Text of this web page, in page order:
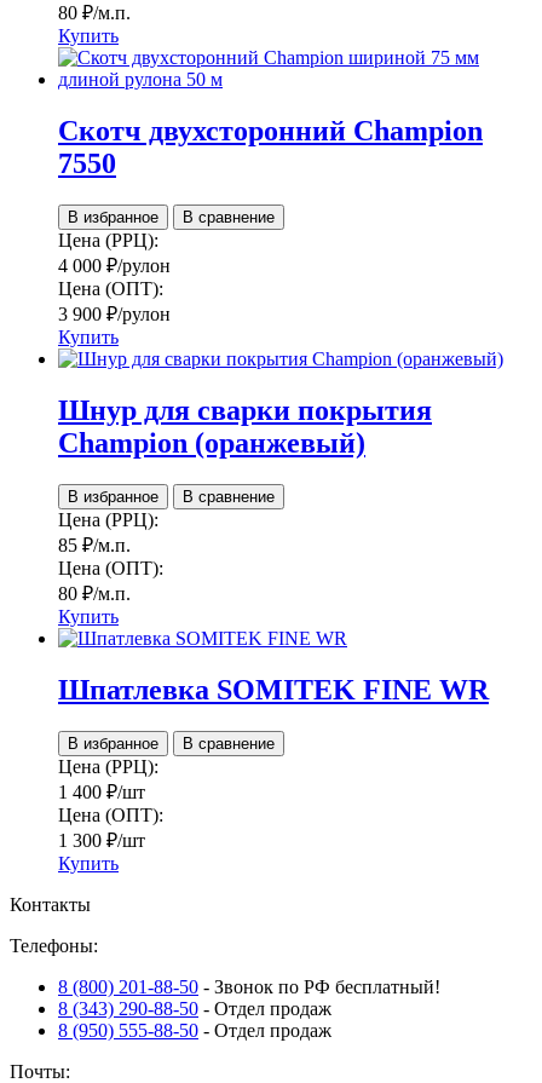
80 ₽/м.п.
Купить
Скотч двухсторонний Champion
7550
В избранное В сравнение
Цена (РРЦ):
4 000 ₽/рулон
Цена (ОПТ):
3 900 ₽/рулон
Купить
Шнур для сварки покрытия
Champion (оранжевый)
В избранное В сравнение
Цена (РРЦ):
85 ₽/м.п.
Цена (ОПТ):
80 ₽/м.п.
Купить
Шпатлевка SOMITEK FINE WR
В избранное В сравнение
Цена (РРЦ):
1 400 ₽/шт
Цена (ОПТ):
1 300 ₽/шт
Купить
Контакты
Телефоны:
8 (800) 201-88-50 - Звонок по РФ бесплатный!
8 (343) 290-88-50 - Отдел продаж
8 (950) 555-88-50 - Отдел продаж
Почты: